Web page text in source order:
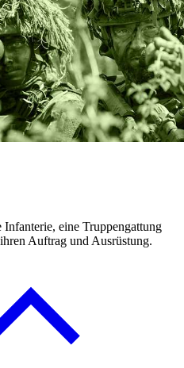
eine Truppengattung
Auftrag und Ausrüstung.